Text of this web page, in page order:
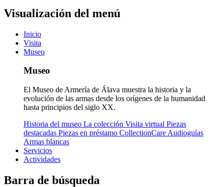
Visualización del menú
Inicio
Visita
Museo
Museo
El Museo de Armería de Álava muestra la historia y la
evolución de las armas desde los orígenes de la humanidad
hasta principios del siglo XX.
Historia del museo La colección Visita virtual Piezas
destacadas Piezas en préstamo CollectionCare Audioguías
Armas blancas
Servicios
Actividades
Barra de búsqueda